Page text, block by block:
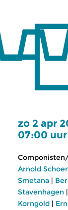
zo 2 apr
07:00 uur
Arnold
Smetana |
Stavenhagen |
Korngold |